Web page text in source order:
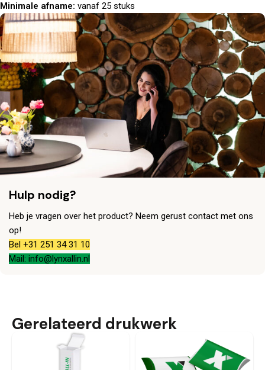
Minimale afname: vanaf 25 stuks
Hulp nodig?
Heb je vragen over het product? Neem gerust contact met ons
op!
Bel +31 251 34 31 10
Mail: info@lynxallin.nl
Gerelateerd drukwerk